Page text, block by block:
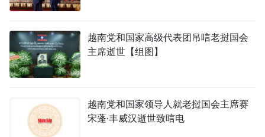
越南党和国家高级代表团吊唁老挝国会
主席逝世【组图】
越南党和国家领导人就老挝国会主席赛
宋蓬·丰威汉逝世致唁电